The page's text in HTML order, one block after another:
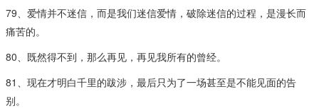
79、爱情并不迷信，而是我们迷信爱情，破除迷信的过程，是漫长而
痛苦的。
80、既然得不到，那么再见，再见我所有的曾经。
81、现在才明白千里的跋涉，最后只为了一场甚至是不能见面的告
别。